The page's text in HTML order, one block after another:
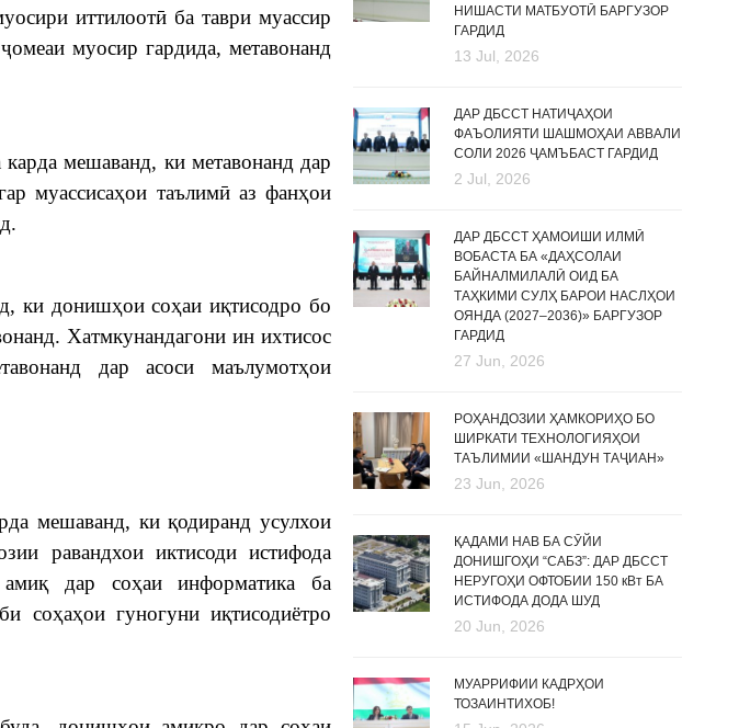
иттилоотӣ ба таври муассир
муосир гардида, метавонанд
мешаванд, ки метавонанд дар
муассисаҳои таълимӣ аз фанҳои
ки донишҳои соҳаи иқтисодро бо
Хатмкунандагони ин ихтисос
дар асоси маълумотҳои
мешаванд, ки қодиранд усулхои
равандхои иктисоди истифода
дар соҳаи информатика ба
соҳаҳои гуногуни иқтисодиётро
НИШАСТИ МАТБУОТӢ БАРГУЗОР
ГАРДИД
13 Jul, 2026
ДАР ДБССТ НАТИҶАҲОИ
ФАЪОЛИЯТИ ШАШМОҲАИ АВВАЛИ
СОЛИ 2026 ҶАМЪБАСТ ГАРДИД
2 Jul, 2026
ДАР ДБССТ ҲАМОИШИ ИЛМӢ
ВОБАСТА БА «ДАҲСОЛАИ
БАЙНАЛМИЛАЛӢ ОИД БА
ТАҲКИМИ СУЛҲ БАРОИ НАСЛҲОИ
ОЯНДА (2027–2036)» БАРГУЗОР
ГАРДИД
27 Jun, 2026
РОҲАНДОЗИИ ҲАМКОРИҲО БО
ШИРКАТИ ТЕХНОЛОГИЯҲОИ
ТАЪЛИМИИ «ШАНДУН ТАҶИАН»
23 Jun, 2026
ҚАДАМИ НАВ БА СӮЙИ
ДОНИШГОҲИ “САБЗ”: ДАР ДБССТ
НЕРУГОҲИ ОФТОБИИ 150 кВт БА
ИСТИФОДА ДОДА ШУД
20 Jun, 2026
МУАРРИФИИ КАДРҲОИ
ТОЗАИНТИХОБ!